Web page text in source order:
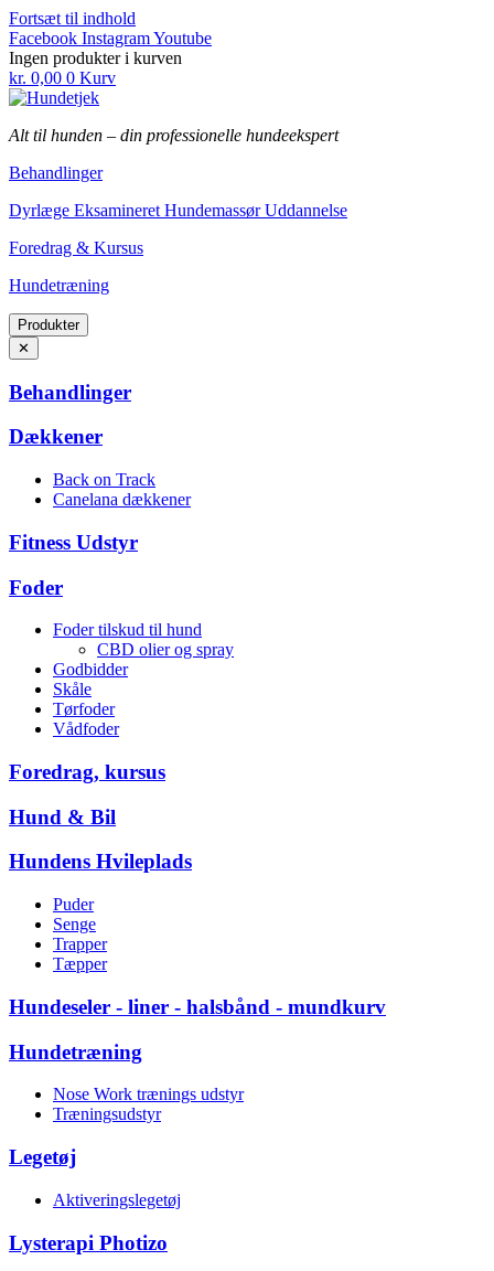
Fortsæt til indhold
Facebook InstagramYoutube
Ingen produkter i kurven
kr. 0,00 0 Kurv
Alt til hunden – din professionelle hundeekspert
Behandlinger
Dyrlæge Eksamineret Hundemassør Uddannelse
Foredrag & Kursus
Hundetræning
Produkter
✕
Behandlinger
Dækkener
Back on Track
Canelana dækkener
Fitness Udstyr
Foder
Foder tilskud til hund
CBD olier og spray
Godbidder
Skåle
Tørfoder
Vådfoder
Foredrag, kursus
Hund & Bil
Hundens Hvileplads
Puder
Senge
Trapper
Tæpper
Hundeseler - liner - halsbånd - mundkurv
Hundetræning
Nose Work trænings udstyr
Træningsudstyr
Legetøj
Aktiveringslegetøj
Lysterapi Photizo